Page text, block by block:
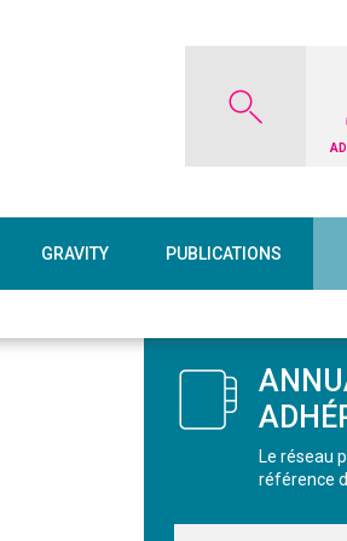
GRAVITY PUBLICATIONS
Le réseau
référence